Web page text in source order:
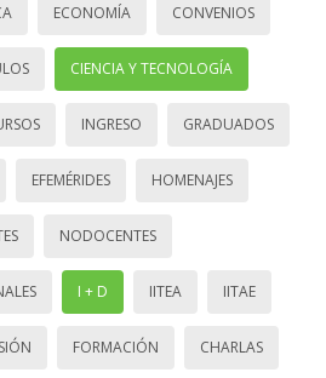
ECONOMÍA CONVENIOS
CIENCIA Y TECNOLOGÍA
INGRESO GRADUADOS
EFEMÉRIDES HOMENAJES
NODOCENTES
I + D IITEA IITAE
FORMACIÓN CHARLAS